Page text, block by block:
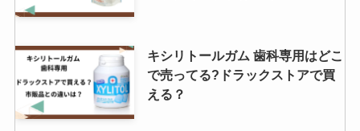
キシリトールガム 歯科専用はどこ
で売ってる?ドラックストアで買
える？